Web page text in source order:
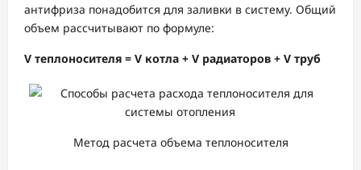
антифриза понадобится для заливки в систему. Общий
объем рассчитывают по формуле:
V теплоносителя = V котла + V радиаторов + V труб
Метод расчета объема теплоносителя